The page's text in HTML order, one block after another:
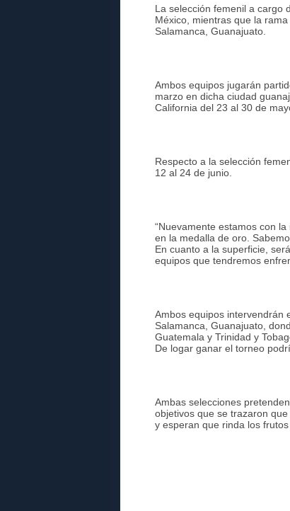
La selección femenil a cargo
México, mientras que la
Salamanca, Guanajuato.
Ambos equipos jugarán
marzo en dicha ciudad
California del 23 al 30 de
Respecto a la selección
12 al 24 de junio.
“Nuevamente estamos con
en la medalla de oro.
En cuanto a la superficie,
equipos que tendremos
Ambos equipos intervendrán
Salamanca, Guanajuato,
Guatemala y Trinidad y
De logar ganar el torneo
Ambas selecciones
objetivos que se trazaron
y esperan que rinda los frutos